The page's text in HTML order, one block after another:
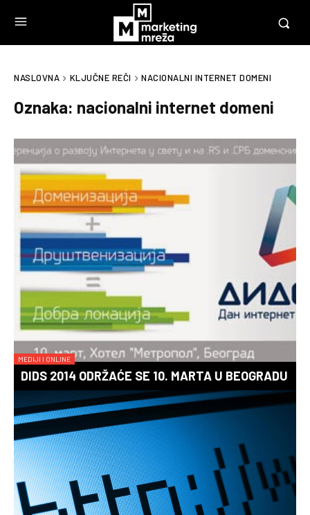
NASLOVNA KLJUČNE REČI NACIONALNI INTERNET DOMENI
Oznaka: nacionalni internet domeni
MEDIJI I ONLINE
DIDS 2014 ODRŽAĆE SE 10. MARTA U BEOGRADU